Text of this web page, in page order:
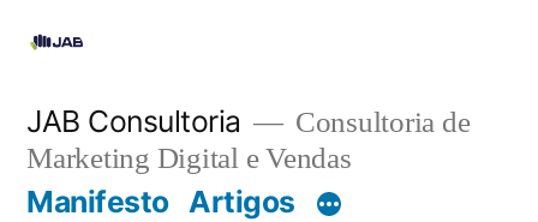
JAB Consultoria
Consultoria de
Marketing Digital e Vendas
Manifesto Artigos